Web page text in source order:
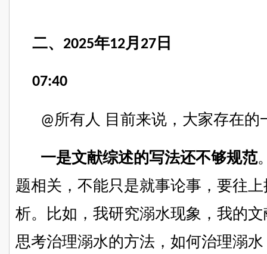
二、 2025年12月 27 日
07:40
@所有人 目前来说， 大家存在的
一是文献综述的写法还不够规范
题相关，不能只是就事论事，要往
析。比如，我研究溺水现象，我的
思考治理溺水的方法，如何治理溺水